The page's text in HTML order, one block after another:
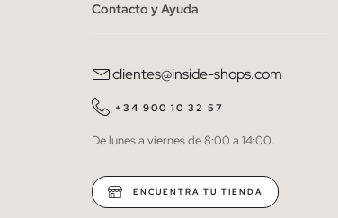
Contacto y Ayuda
clientes@inside-shops.com
+34 900 10 32 57
De lunes a viernes de 8:00 a 14:00.
ENCUENTRA TU TIENDA